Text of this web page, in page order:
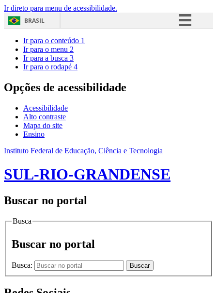
Ir direto para menu de acessibilidade.
BRASIL
Acesso à informação
Ir para o conteúdo 1
Ir para o menu 2
Ir para a busca 3
Ir para o rodapé 4
Opções de acessibilidade
Acessibilidade
Alto contraste
Mapa do site
Ensino
Instituto Federal de Educação, Ciência e Tecnologia
SUL-RIO-GRANDENSE
Buscar no portal
Busca
Buscar no portal
Busca: Buscar